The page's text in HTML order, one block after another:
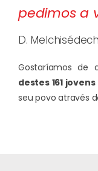
pedimos a
D.
Gostaríamos de
destes 161 jovens
seu povo através